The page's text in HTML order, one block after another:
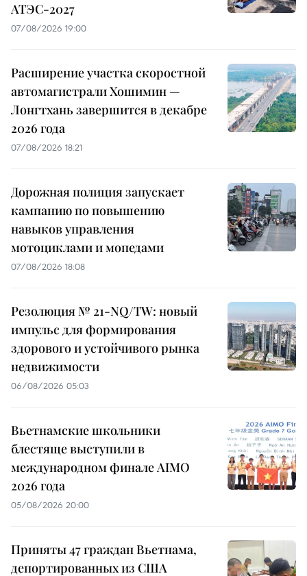
АТЭС-2027
07/08/2026 19:00
Расширение участка скоростной
автомагистрали Хошимин —
Лонгтхань завершится в декабре
2026 года
07/08/2026 18:21
Дорожная полиция запускает
кампанию по повышению
навыков управления
мотоциклами и мопедами
07/08/2026 18:08
Резолюция № 21-NQ/TW: новый
импульс для формирования
здорового и устойчивого рынка
недвижимости
06/08/2026 05:03
Вьетнамские школьники
блестяще выступили в
международном финале AIMO
2026 года
05/08/2026 20:00
Приняты 47 граждан Вьетнама,
депортированных из США